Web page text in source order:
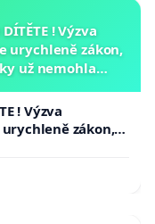
! Výzva
urychleně zákon,
už nemohla
! Výzva
zákon,
opakovat!